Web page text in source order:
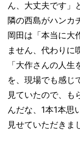
ん、大丈夫です」
隣の西島がハンカ
岡田は「本当に大
ません、代わりに
「大作さんの人
を、現場でも感じ
見ていたので、も
んだな、1本1本思
見せていただきま